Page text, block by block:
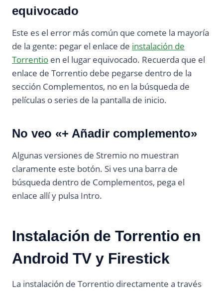
equivocado
Este es el error más común que comete la mayoría
de la gente: pegar el enlace de instalación de
Torrentio en el lugar equivocado. Recuerda que el
enlace de Torrentio debe pegarse dentro de la
sección Complementos, no en la búsqueda de
películas o series de la pantalla de inicio.
No veo «+ Añadir complemento»
Algunas versiones de Stremio no muestran
claramente este botón. Si ves una barra de
búsqueda dentro de Complementos, pega el
enlace allí y pulsa Intro.
Instalación de Torrentio en
Android TV y Firestick
La instalación de Torrentio directamente a través